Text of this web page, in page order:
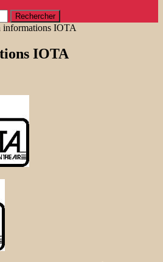
informations IOTA
IOTA